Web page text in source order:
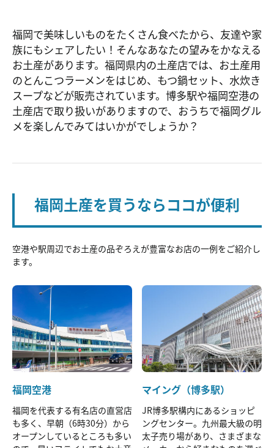
福岡で美味しいものをたくさん食べたから、友達や家
族にもシェアしたい！そんなあなたの望みをかなえる
お土産があります。福岡県内の土産店では、お土産用
のとんこつラーメンをはじめ、もつ鍋セット、水炊き
スープなどが販売されています。博多駅や福岡空港の
土産店で取り扱いがありますので、おうちで福岡グル
メを楽しんでみてはいかがでしょうか？
福岡土産を買うならココが便利
空港や駅周辺でお土産の品ぞろえが豊富なお店の一例をご紹介し
ます。
福岡空港
福岡を代表する有名店の直営店
も多く、早朝（6時30分）から
オープンしているところも多い
マイング（博多駅）
JR博多駅構内にあるショッピ
ングセンター。九州最大級の明
太子売り場があり、さまざまな